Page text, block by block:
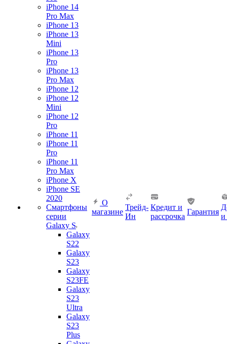
iPhone 14
Pro Max
iPhone 13
iPhone 13
Mini
iPhone 13
Pro
iPhone 13
Pro Max
iPhone 12
iPhone 12
Mini
iPhone 12
Pro
iPhone 11
iPhone 11
Pro
iPhone 11
Pro Max
iPhone X
iPhone SE
2020
Смартфоны
серии
Galaxy S
Galaxy
S22
Galaxy
S23
Galaxy
S23FE
Galaxy
S23
Ultra
Galaxy
S23
Plus
О
магазине
Трейд-
Ин
Кредит и
рассрочка
Гарантия
и